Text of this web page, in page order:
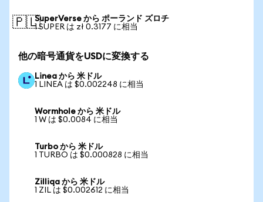
🇵🇱SuperVerse から ポーランド ズロチ
1 SUPER は zł 0.3177 に相当
他の暗号通貨をUSDに変換する
Linea から 米ドル
1 LINEA は $0.002248 に相当
Wormhole から 米ドル
1 W は $0.0084 に相当
Turbo から 米ドル
1 TURBO は $0.000828 に相当
Zilliqa から 米ドル
1 ZIL は $0.002612 に相当